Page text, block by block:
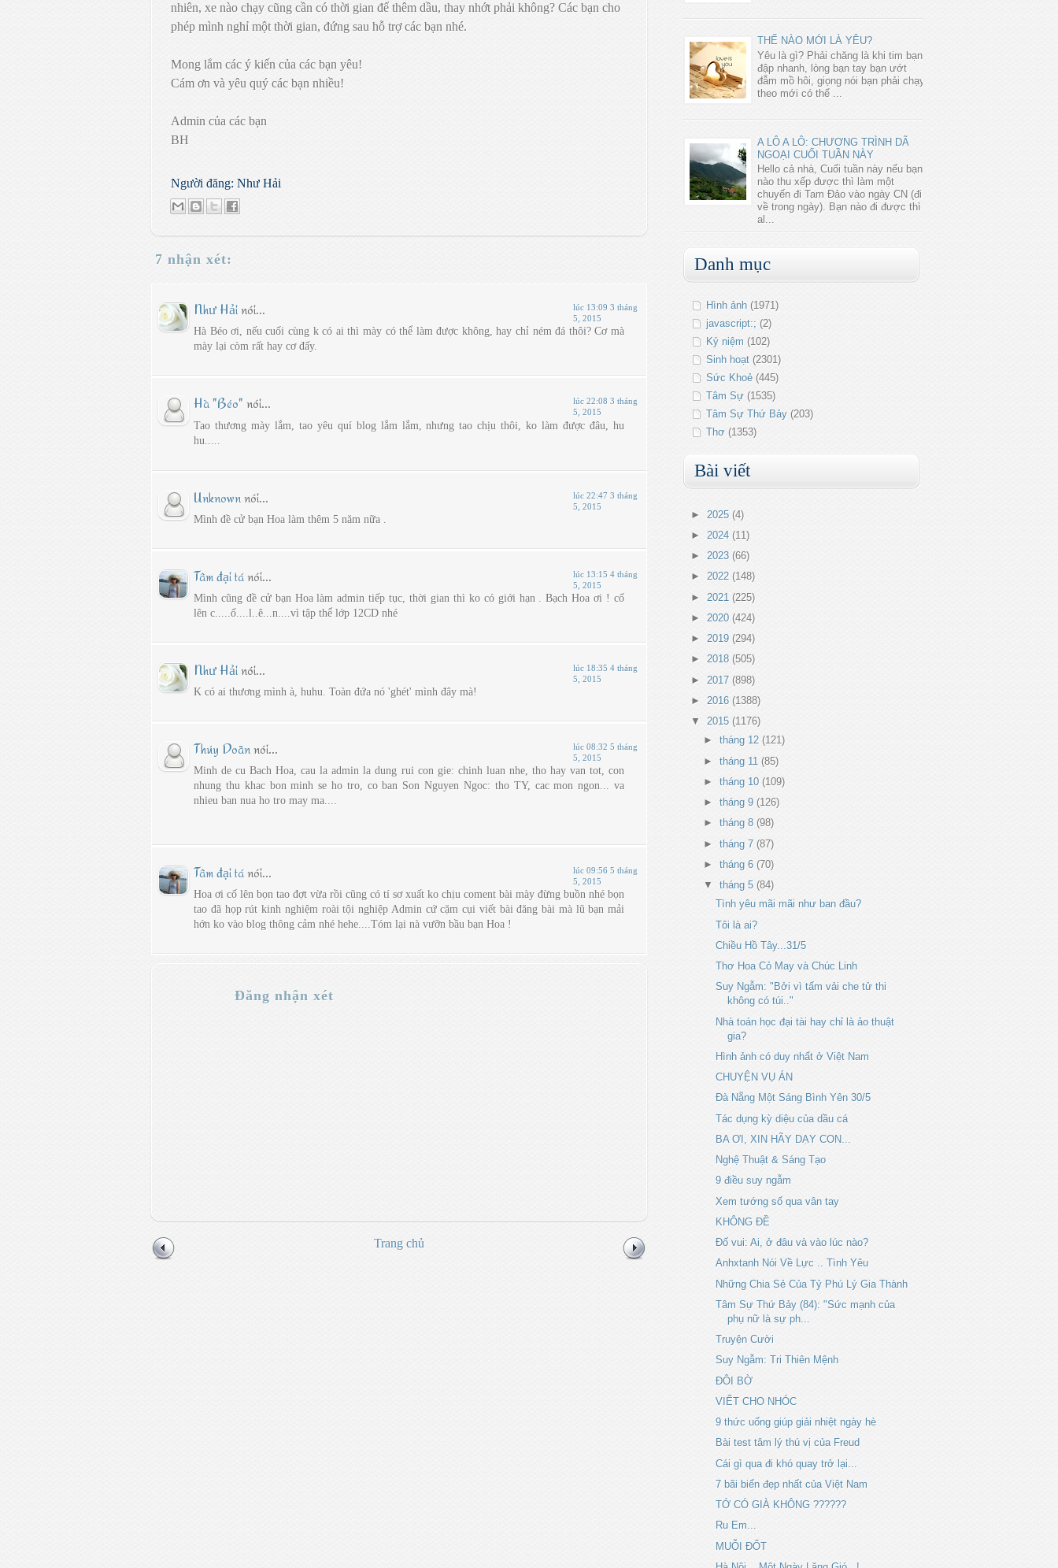
nhiên, xe nào chạy cũng cần có thời gian để thêm dầu, thay nhớt phải không? Các bạn cho
phép mình nghỉ một thời gian, đứng sau hỗ trợ các bạn nhé.
Mong lắm các ý kiến của các bạn yêu!
Cám ơn và yêu quý các bạn nhiều!
Admin của các bạn
BH
Người đăng: Như Hải
7 nhận xét:
Như Hải nói...
Hà Béo ơi, nếu cuối cùng k có ai thì mày có thể làm được không, hay chỉ ném đá thôi? Cơ mà
mày lại còm rất hay cơ đấy.
lúc 13:09 3 tháng
5, 2015
Hà "Béo" nói...
Tao thương mày lắm, tao yêu quí blog lắm lắm, nhưng tao chịu thôi, ko làm được đâu, hu
hu.....
lúc 22:08 3 tháng
5, 2015
Unknown nói...
Mình đề cử bạn Hoa làm thêm 5 năm nữa .
lúc 22:47 3 tháng
5, 2015
Tâm đại tá nói...
Mình cũng đề cử bạn Hoa làm admin tiếp tục, thời gian thì ko có giới hạn . Bạch Hoa ơi ! cố
lên c.....ố....l..ê...n....vì tập thể lớp 12CD nhé
lúc 13:15 4 tháng
5, 2015
Như Hải nói...
K có ai thương mình à, huhu. Toàn đứa nó 'ghét' mình đây mà!
lúc 18:35 4 tháng
5, 2015
Thúy Doãn nói...
Minh de cu Bach Hoa, cau la admin la dung rui con gie: chinh luan nhe, tho hay van tot, con
nhung thu khac bon minh se ho tro, co ban Son Nguyen Ngoc: tho TY, cac mon ngon... va
nhieu ban nua ho tro may ma....
lúc 08:32 5 tháng
5, 2015
Tâm đại tá nói...
Hoa ơi cố lên bọn tao đợt vừa rồi cũng có tí sơ xuất ko chịu coment bài mày đừng buồn nhé bọn
tao đã họp rút kinh nghiệm roài tội nghiệp Admin cứ cặm cụi viết bài đăng bài mà lũ bạn mải
hớn ko vào blog thông cảm nhé hehe....Tóm lại nà vưỡn bầu bạn Hoa !
lúc 09:56 5 tháng
5, 2015
Đăng nhận xét
Trang chủ
THẾ NÀO MỚI LÀ YÊU?
Yêu là gì? Phải chăng là khi tim bạn
đập nhanh, lòng bạn tay bạn ướt
đẫm mồ hôi, giọng nói bạn phải chạy
theo mới có thể ...
A LÔ A LÔ: CHƯƠNG TRÌNH DÃ
NGOẠI CUỐI TUẦN NÀY
Hello cả nhà, Cuối tuần này nếu bạn
nào thu xếp được thì làm một
chuyến đi Tam Đảo vào ngày CN (đi
về trong ngày). Bạn nào đi được thì
al...
Danh mục
Hình ảnh (1971)
javascript:; (2)
Kỷ niệm (102)
Sinh hoạt (2301)
Sức Khoẻ (445)
Tâm Sự (1535)
Tâm Sự Thứ Bảy (203)
Thơ (1353)
Bài viết
► 2025 (4)
► 2024 (11)
► 2023 (66)
► 2022 (148)
► 2021 (225)
► 2020 (424)
► 2019 (294)
► 2018 (505)
► 2017 (898)
► 2016 (1388)
▼ 2015 (1176)
► tháng 12 (121)
► tháng 11 (85)
► tháng 10 (109)
► tháng 9 (126)
► tháng 8 (98)
► tháng 7 (87)
► tháng 6 (70)
▼ tháng 5 (84)
Tình yêu mãi mãi như ban đầu?
Tôi là ai?
Chiều Hồ Tây...31/5
Thơ Hoa Cỏ May và Chúc Linh
Suy Ngẫm: "Bởi vì tấm vải che tử thi
không có túi.."
Nhà toán học đại tài hay chỉ là ảo thuật
gia?
Hình ảnh có duy nhất ở Việt Nam
CHUYỆN VỤ ÁN
Đà Nẵng Một Sáng Bình Yên 30/5
Tác dụng kỳ diệu của dầu cá
BA ƠI, XIN HÃY DẠY CON...
Nghệ Thuật & Sáng Tạo
9 điều suy ngẫm
Xem tướng số qua vân tay
KHÔNG ĐỀ
Đố vui: Ai, ở đâu và vào lúc nào?
Anhxtanh Nói Về Lực .. Tình Yêu
Những Chia Sẻ Của Tỷ Phú Lý Gia Thành
Tâm Sự Thứ Bảy (84): "Sức mạnh của
phụ nữ là sự ph...
Truyện Cười
Suy Ngẫm: Tri Thiên Mệnh
ĐÔI BỜ
VIẾT CHO NHÓC
9 thức uống giúp giải nhiệt ngày hè
Bài test tâm lý thú vị của Freud
Cái gì qua đi khó quay trở lại...
7 bãi biển đẹp nhất của Việt Nam
TỚ CÓ GIÀ KHÔNG ??????
Ru Em...
MUỖI ĐỐT